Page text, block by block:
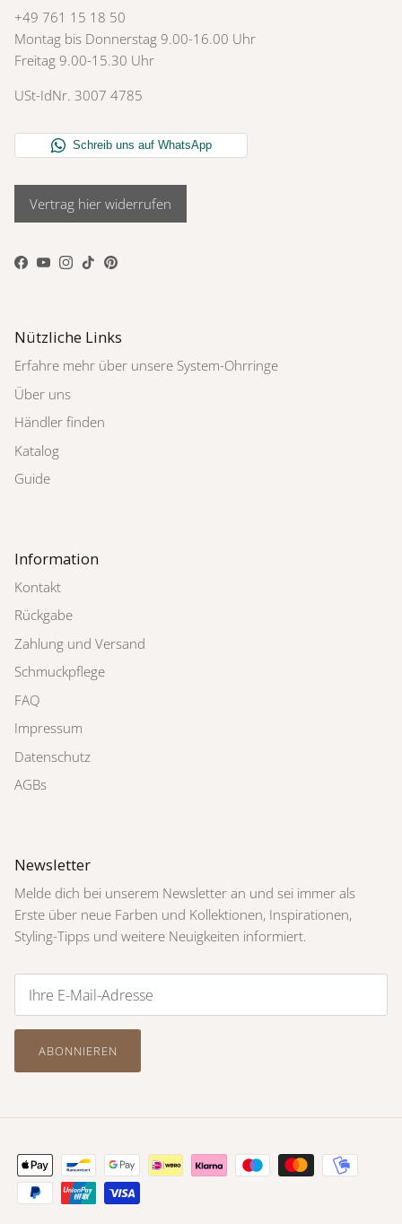
+49 761 15 18 50
Montag bis Donnerstag 9.00-16.00 Uhr
Freitag 9.00-15.30 Uhr
USt-IdNr. 3007 4785
Vertrag hier widerrufen
Facebook
YouTube
Instagram
TikTokPinterest
Nützliche Links
Erfahre mehr über unsere System-Ohrringe
Über uns
Händler finden
Katalog
Guide
Information
Kontakt
Rückgabe
Zahlung und Versand
Schmuckpflege
FAQ
Impressum
Datenschutz
AGBs
Newsletter
Melde dich bei unserem Newsletter an und sei immer als
Erste über neue Farben und Kollektionen, Inspirationen,
Styling-Tipps und weitere Neuigkeiten informiert.
ABONNIEREN